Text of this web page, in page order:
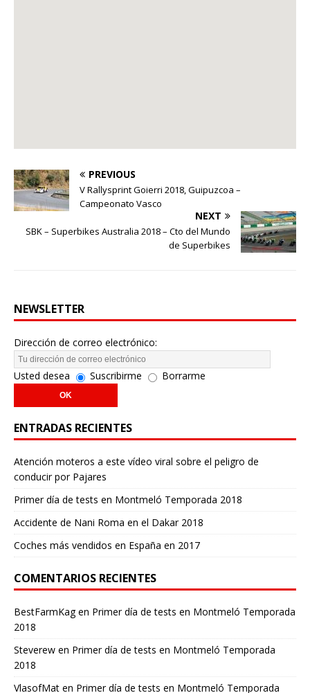
PREVIOUS
V Rallysprint Goierri 2018, Guipuzcoa –
Campeonato Vasco
NEXT
SBK – Superbikes Australia 2018 – Cto del Mundo
de Superbikes
NEWSLETTER
Dirección de correo electrónico:
Usted desea Suscribirme Borrarme
ENTRADAS RECIENTES
Atención moteros a este vídeo viral sobre el peligro de
conducir por Pajares
Primer día de tests en Montmeló Temporada 2018
Accidente de Nani Roma en el Dakar 2018
Coches más vendidos en España en 2017
COMENTARIOS RECIENTES
BestFarmKagen Primer día de tests en Montmeló Temporada
2018
Steverew en Primer día de tests en Montmeló Temporada
2018
VlasofMat en Primer día de tests en Montmeló Temporada